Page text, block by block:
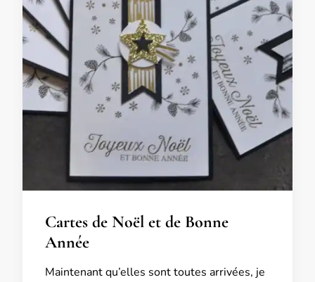
Cartes de Noël et de Bonne
Année
Maintenant qu’elles sont toutes arrivées, je